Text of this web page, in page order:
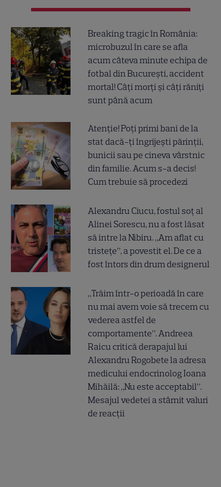
Breaking tragic în România:
microbuzul în care se afla
acum câteva minute echipa de
fotbal din București, accident
mortal! Câți morți și câți răniți
sunt până acum
Atenție! Poți primi bani de la
stat dacă-ți îngrijești părinții,
bunicii sau pe cineva vârstnic
din familie. Acum s-a decis!
Cum trebuie să procedezi
Alexandru Ciucu, fostul soț al
Alinei Sorescu, nu a fost lăsat
să intre la Nibiru. „Am aflat cu
tristețe”, a povestit el. De ce a
fost întors din drum designerul
„Trăim într-o perioadă în care
nu mai avem voie să trecem cu
vederea astfel de
comportamente”. Andreea
Raicu critică derapajul lui
Alexandru Rogobete la adresa
medicului endocrinolog Ioana
Mihăilă: „Nu este acceptabil”.
Mesajul vedetei a stârnit valuri
de reacții